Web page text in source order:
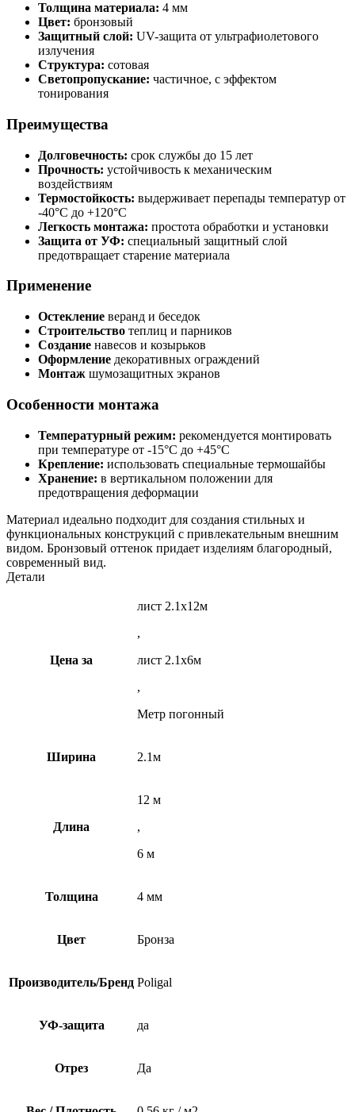
Толщина материала: 4 мм
Цвет: бронзовый
Защитный слой: UV-защита от ультрафиолетового
излучения
Структура: сотовая
Светопропускание: частичное, с эффектом
тонирования
Преимущества
Долговечность: срок службы до 15 лет
Прочность: устойчивость к механическим
воздействиям
Термостойкость: выдерживает перепады температур от
-40°C до +120°C
Легкость монтажа: простота обработки и установки
Защита от УФ: специальный защитный слой
предотвращает старение материала
Применение
Остекление веранд и беседок
Строительство теплиц и парников
Создание навесов и козырьков
Оформление декоративных ограждений
Монтаж шумозащитных экранов
Особенности монтажа
Температурный режим: рекомендуется монтировать
при температуре от -15°C до +45°C
Крепление: использовать специальные термошайбы
Хранение: в вертикальном положении для
предотвращения деформации
Материал идеально подходит для создания стильных и
функциональных конструкций с привлекательным внешним
видом. Бронзовый оттенок придает изделиям благородный,
современный вид.
Детали
Цена за
лист 2.1х12м
,
лист 2.1х6м
,
Метр погонный
Ширина 2.1м
Длина
12 м
,
6 м
Толщина 4 мм
Цвет Бронза
Производитель/Бренд Poligal
УФ-защита да
Отрез Да